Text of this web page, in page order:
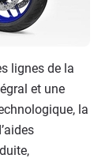
lignes de la
et une
la